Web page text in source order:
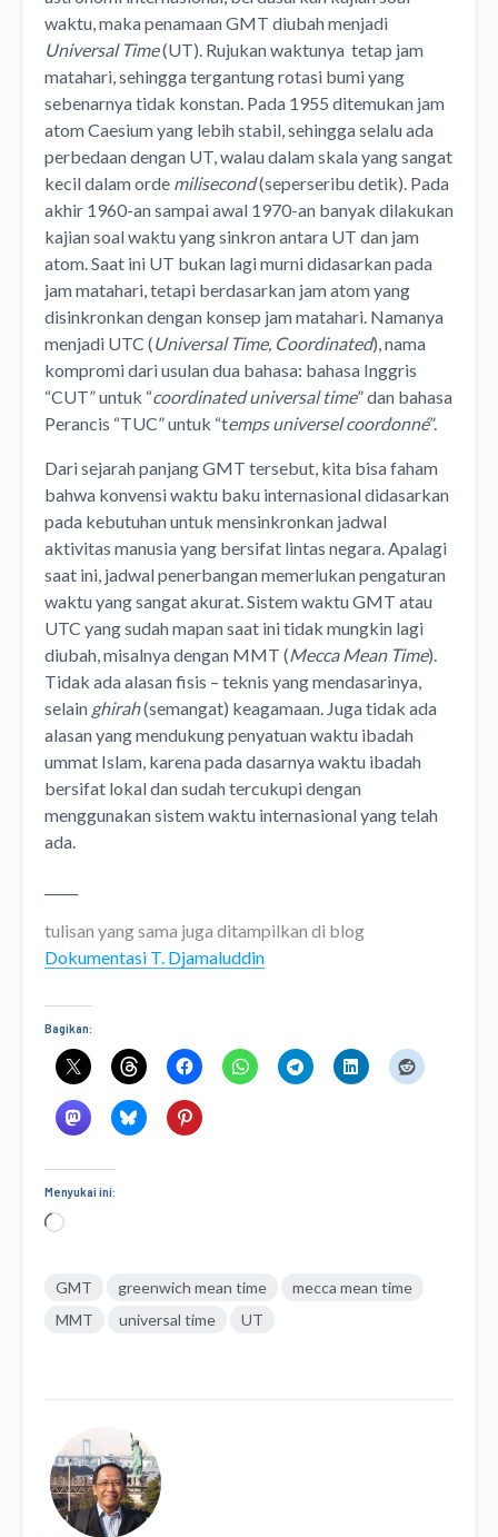
waktu, maka penamaan GMT diubah menjadi
Universal Time(UT). Rujukan waktunya tetap jam
matahari, sehingga tergantung rotasi bumi yang
sebenarnya tidak konstan. Pada 1955 ditemukan jam
atom Caesium yang lebih stabil, sehingga selalu ada
perbedaan dengan UT, walau dalam skala yang sangat
kecil dalam orde milisecond(seperseribu detik). Pada
akhir 1960-an sampai awal 1970-an banyak dilakukan
kajian soal waktu yang sinkron antara UT dan jam
atom. Saat ini UT bukan lagi murni didasarkan pada
jam matahari, tetapi berdasarkan jam atom yang
disinkronkan dengan konsep jam matahari. Namanya
menjadi UTC (Universal Time, Coordinated), nama
kompromi dari usulan dua bahasa: bahasa Inggris
“CUT” untuk “coordinated universal time” dan bahasa
Perancis “TUC” untuk “temps universel coordonné”.
Dari sejarah panjang GMT tersebut, kita bisa faham
bahwa konvensi waktu baku internasional didasarkan
pada kebutuhan untuk mensinkronkan jadwal
aktivitas manusia yang bersifat lintas negara. Apalagi
saat ini, jadwal penerbangan memerlukan pengaturan
waktu yang sangat akurat. Sistem waktu GMT atau
UTC yang sudah mapan saat ini tidak mungkin lagi
diubah, misalnya dengan MMT (Mecca Mean Time).
Tidak ada alasan fisis – teknis yang mendasarinya,
selain ghirah(semangat) keagamaan. Juga tidak ada
alasan yang mendukung penyatuan waktu ibadah
ummat Islam, karena pada dasarnya waktu ibadah
bersifat lokal dan sudah tercukupi dengan
menggunakan sistem waktu internasional yang telah
ada.
tulisan yang sama juga ditampilkan di blog
Dokumentasi T. Djamaluddin
Bagikan:
Menyukai ini:
Memuat...
GMT greenwich mean time
mecca mean time
MMT
universal time UT